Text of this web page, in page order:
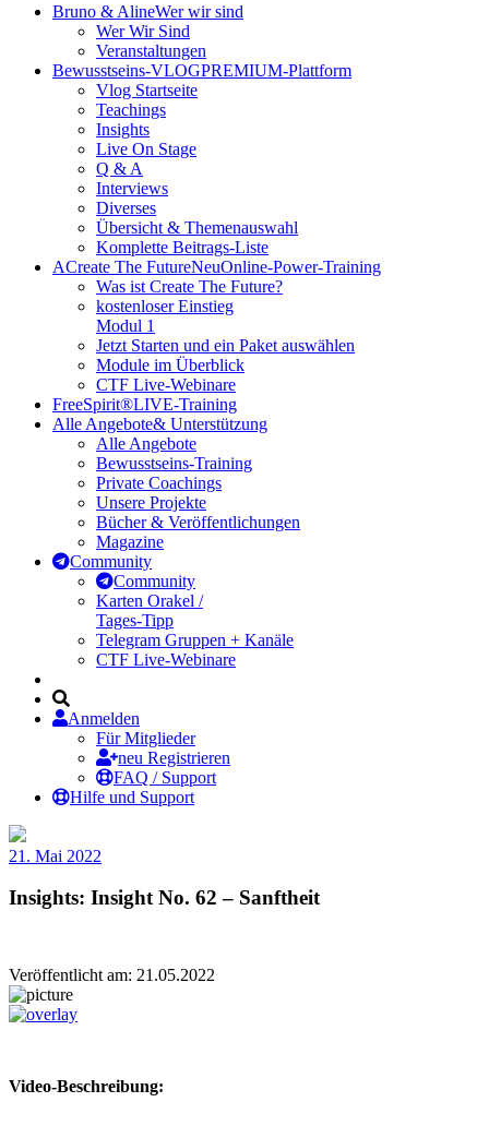
Bruno & AlineWer wir sind
Wer Wir Sind
Veranstaltungen
Bewusstseins-VLOGPREMIUM-Plattform
Vlog Startseite
Teachings
Insights
Live On Stage
Q & A
Interviews
Diverses
Übersicht & Themenauswahl
Komplette Beitrags-Liste
ACreate The FutureNeuOnline-Power-Training
Was ist Create The Future?
kostenloser Einstieg
Modul 1
Jetzt Starten und ein Paket auswählen
Module im Überblick
CTF Live-Webinare
FreeSpirit®LIVE-Training
Alle Angebote& Unterstützung
Alle Angebote
Bewusstseins-Training
Private Coachings
Unsere Projekte
Bücher & Veröffentlichungen
Magazine
Community
Community
Karten Orakel /
Tages-Tipp
Telegram Gruppen + Kanäle
CTF Live-Webinare
Anmelden
Für Mitglieder
neu Registrieren
FAQ / Support
Hilfe und Support
21. Mai 2022
Insights: Insight No. 62 – Sanftheit
Veröffentlicht am: 21.05.2022
Video-Beschreibung: